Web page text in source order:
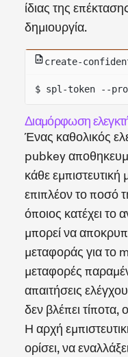
ίδιας της
δημιουργία.
create-
$ spl-token --
Διαμόρφωση
Ένας καθολικός
pubkey
κάθε
επιπλέον το ποσό
όποιος κατέχει το
μπορεί να
μεταφοράς για το
μεταφορές
απαιτήσεις
δεν βλέπει τίποτα,
Η αρχή
ορίσει, να